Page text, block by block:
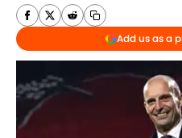
Add us as a